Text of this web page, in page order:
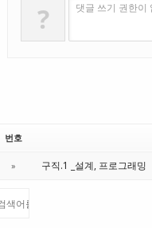
? 댓글 쓰기 권한이
번호
» 구직.1 _설계, 프로그래밍